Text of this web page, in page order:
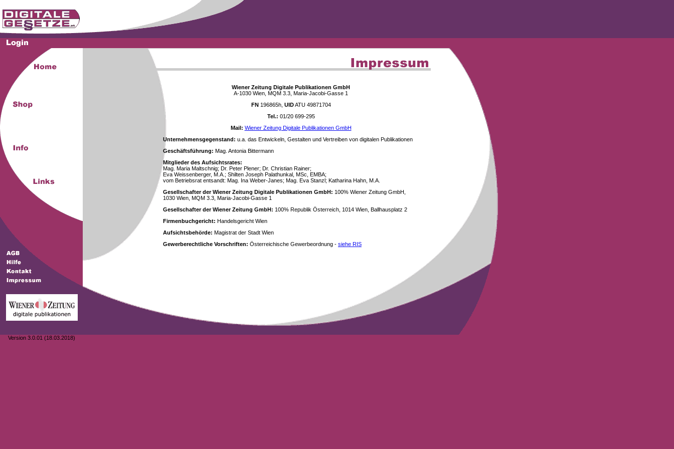
Version 3.0.01 (18.03.2018)
Wiener Zeitung Digitale Publikationen GmbH
A-1030 Wien, MQM 3.3, Maria-Jacobi-Gasse 1
FN196865h, UIDATU 49871704
Tel.: 01/20 699-295
Mail: Wiener Zeitung Digitale Publikationen GmbH
Unternehmensgegenstand: u.a. das Entwickeln, Gestalten und Vertreiben von digitalen Publikationen
Geschäftsführung: Mag. Antonia Bittermann
Mitglieder des Aufsichtsrates:
Mag. Maria Maltschnig; Dr. Peter Plener; Dr. Christian Rainer;
Eva Weissenberger, M.A.; Shilten Joseph Palathunkal, MSc, EMBA;
vom Betriebsrat entsandt: Mag. Ina Weber-Janes; Mag. Eva Stanzl; Katharina Hahn, M.A.
Gesellschafter der Wiener Zeitung Digitale Publikationen GmbH: 100% Wiener Zeitung GmbH,
1030 Wien, MQM 3.3, Maria-Jacobi-Gasse 1
Gesellschafter der Wiener Zeitung GmbH: 100% Republik Österreich, 1014 Wien, Ballhausplatz 2
Firmenbuchgericht: Handelsgericht Wien
Aufsichtsbehörde: Magistrat der Stadt Wien
Gewerberechtliche Vorschriften: Österreichische Gewerbeordnung - siehe RIS